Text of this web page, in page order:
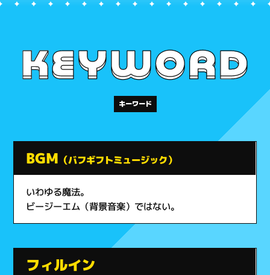
キーワード
BGM （バフギフトミュージック）
いわゆる魔法。
ビージーエム（背景音楽）ではない。
フィルイン